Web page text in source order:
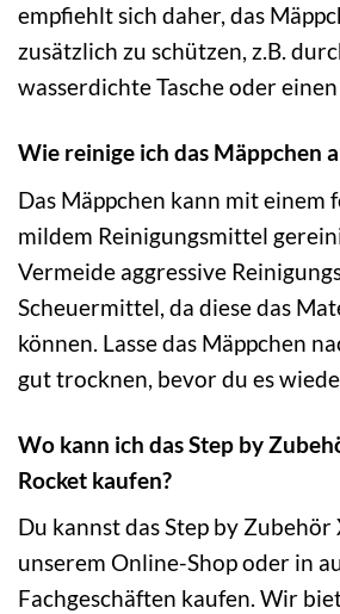
empfiehlt sich daher, das
zusätzlich zu schützen, z.B.
wasserdichte Tasche oder
Wie reinige ich das Mäppchen
Das Mäppchen kann mit einem
mildem Reinigungsmittel
Vermeide aggressive
Scheuermittel, da diese das
können. Lasse das Mäppchen
gut trocknen, bevor du es
Wo kann ich das Step by
Rocket kaufen?
Du kannst das Step by Zubehör
unserem Online-Shop oder in
Fachgeschäften kaufen. Wir